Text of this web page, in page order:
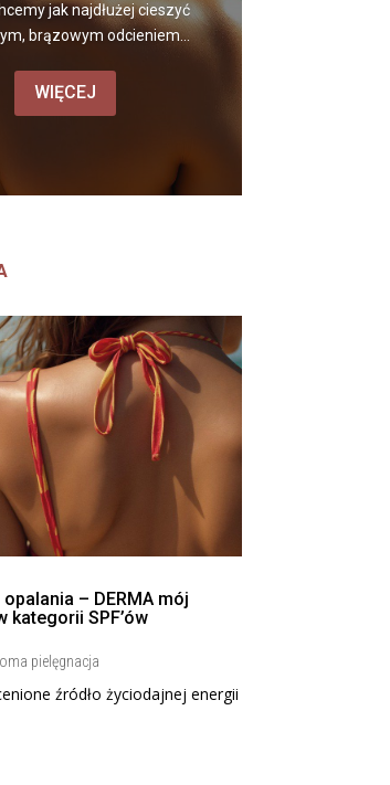
jak najdłużej cieszyć
brązowym odcieniem...
WIĘCEJ
– DERMA mój
kategorii SPF’ów
pielęgnacja
źródło życiodajnej energii